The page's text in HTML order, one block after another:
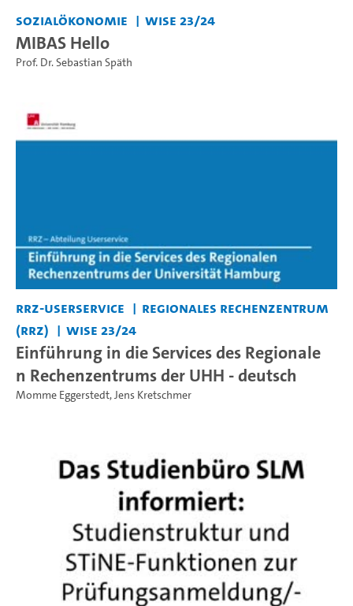
Sozialökonomie WiSe 23/24
MIBAS Hello
Prof. Dr. Sebastian Späth
RRZ-Userservice
Regionales Rechenzentrum
(RRZ)
WiSe 23/24
Einführung in die Services des Regionale
n Rechenzentrums der UHH - deutsch
Momme Eggerstedt,Jens Kretschmer